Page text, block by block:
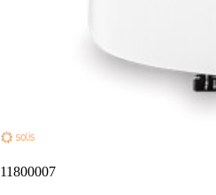
11800007